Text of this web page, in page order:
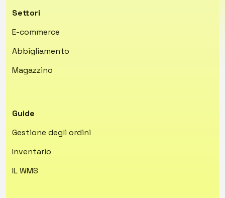
Settori
E-commerce
Abbigliamento
Magazzino
Guide
Gestione degli ordini
Inventario
IL WMS